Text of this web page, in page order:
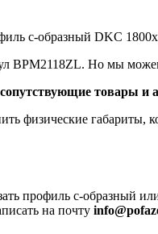
с-образный DKC
BPM2118ZL. Но мы
товары и
физические габариты,
профиль с-образный
на почту